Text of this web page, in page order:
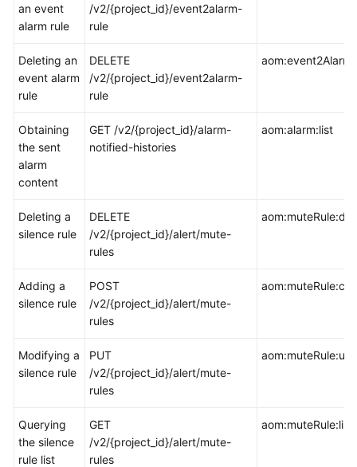
Videos
AOM
1.0
Documentation
More
Documents
Reference
Shared
Responsibilities
Service
Level
White
Papers
an event
alarm rule
/v2/{project_id}/event2alarm-
rule
Deleting an
event alarm
rule
DELETE
/v2/{project_id}/event2alarm-
rule
Obtaining
the sent
alarm
content
GET /v2/{project_id}/alarm-
notified-histories
aom:alarm:list
Deleting a
silence rule
DELETE
/v2/{project_id}/alert/mute-
rules
Adding a
silence rule
POST
/v2/{project_id}/alert/mute-
rules
Modifying a
silence rule
PUT
/v2/{project_id}/alert/mute-
rules
Querying
the silence
rule list
GET
/v2/{project_id}/alert/mute-
rules
aom:muteRule:list